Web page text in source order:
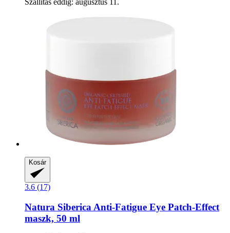
Kosár
3.6 (17)
Natura Siberica Anti-​Fatigue Eye Patch-​Effect
maszk, 50 ml